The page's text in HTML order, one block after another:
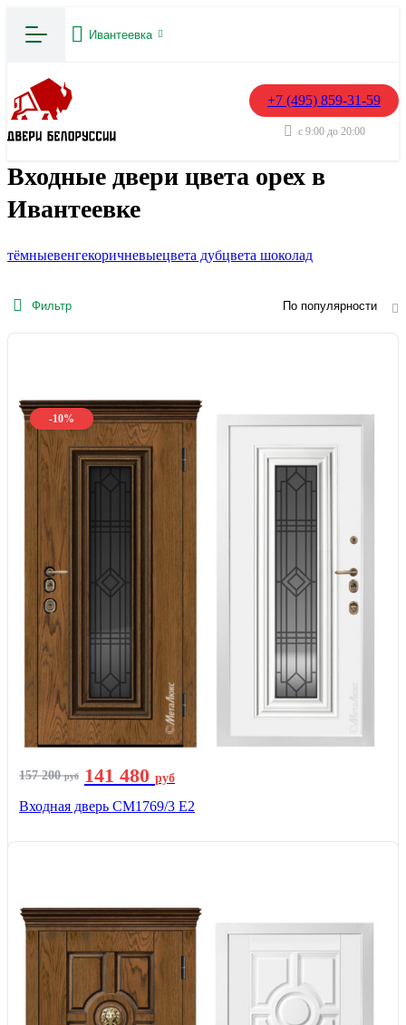
Ивантеевка
+7 (495) 859-31-59
с 9:00 до 20:00
Входные двери цвета орех в
Ивантеевке
тёмныевенгекоричневыецвета дубцвета шоколад
Фильтр По популярности
-10%
157 200руб 141 480 руб
Входная дверь СМ1769/3 Е2